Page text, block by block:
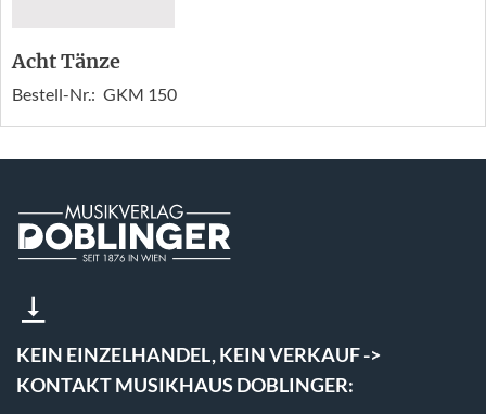
Acht Tänze
Bestell-Nr.: GKM 150
KEIN EINZELHANDEL, KEIN VERKAUF ->
KONTAKT MUSIKHAUS DOBLINGER: